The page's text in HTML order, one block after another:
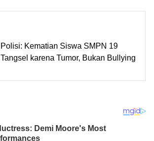
Polisi: Kematian Siswa SMPN 19
Tangsel karena Tumor, Bukan Bullying